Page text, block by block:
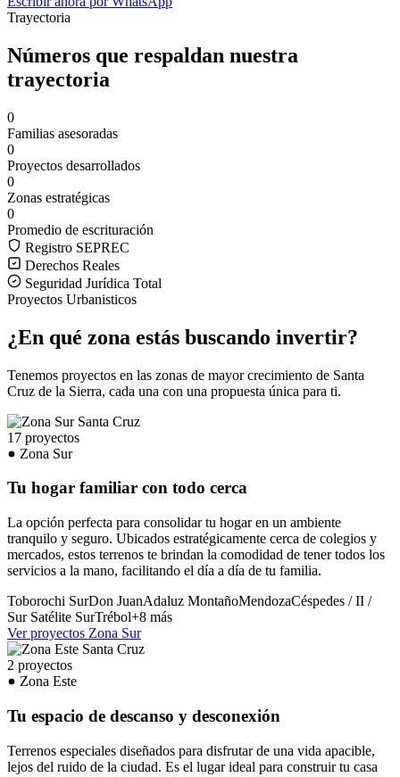
Trayectoria
Números que respaldan nuestra
trayectoria
0
Familias asesoradas
0
Proyectos desarrollados
0
Zonas estratégicas
0
Promedio de escrituración
Registro SEPREC
Derechos Reales
Seguridad Jurídica Total
Proyectos Urbanisticos
¿En qué zona estás buscando invertir?
Tenemos proyectos en las zonas de mayor crecimiento de Santa
Cruz de la Sierra, cada una con una propuesta única para ti.
17 proyectos
Zona Sur
Tu hogar familiar con todo cerca
La opción perfecta para consolidar tu hogar en un ambiente
tranquilo y seguro. Ubicados estratégicamente cerca de colegios y
mercados, estos terrenos te brindan la comodidad de tener todos los
servicios a la mano, facilitando el día a día de tu familia.
Toborochi SurDon JuanAdaluz MontañoMendozaCéspedes / II /
Sur Satélite SurTrébol+8 más
Ver proyectos Zona Sur
2 proyectos
Zona Este
Tu espacio de descanso y desconexión
Terrenos especiales diseñados para disfrutar de una vida apacible,
lejos del ruido de la ciudad. Es el lugar ideal para construir tu casa